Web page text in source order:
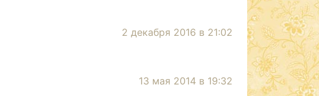
2 декабря 2016 в 21:02
13 мая 2014 в 19:32